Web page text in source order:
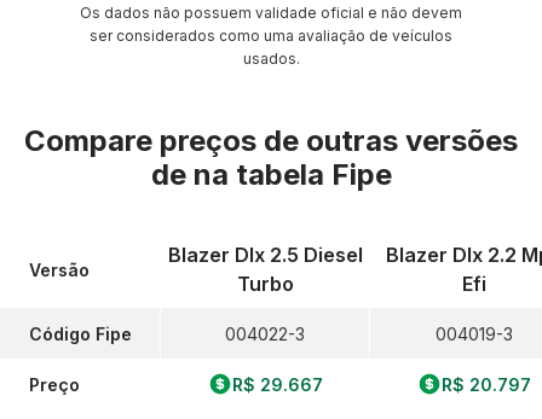
Os dados não possuem validade oficial e não devem
ser considerados como uma avaliação de veículos
usados.
Compare preços de outras versões
de na tabela Fipe
Versão
Código Fipe
Preço
Blazer Dlx 2.5 Diesel
Turbo
004022-3
R$ 29.667
Blazer Dlx 2.2
Efi
004019-3
R$ 20.797